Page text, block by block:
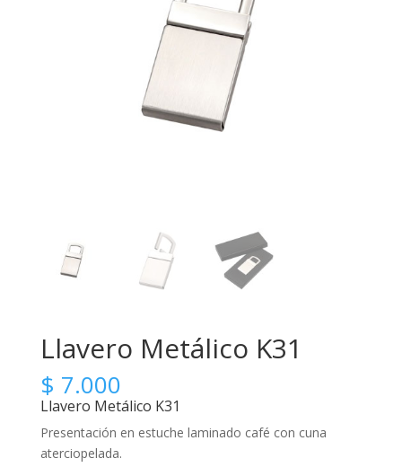
Llavero Metálico K31
$ 7.000
Llavero Metálico K31
Presentación en estuche laminado café con cuna
aterciopelada.